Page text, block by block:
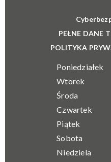
PEŁNE DANE
POLITYKA
Poniedziałek
Wtorek
Środa
Czwartek
Piątek
Sobota
Niedziela